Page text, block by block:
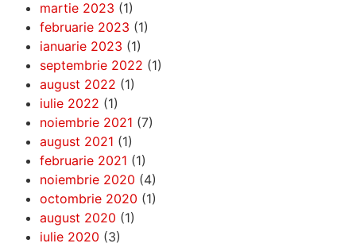
martie 2023 (1)
februarie 2023 (1)
ianuarie 2023 (1)
septembrie 2022 (1)
august 2022 (1)
iulie 2022 (1)
noiembrie 2021 (7)
august 2021 (1)
februarie 2021 (1)
noiembrie 2020 (4)
octombrie 2020 (1)
august 2020 (1)
iulie 2020 (3)